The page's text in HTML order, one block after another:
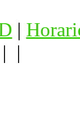
|
|